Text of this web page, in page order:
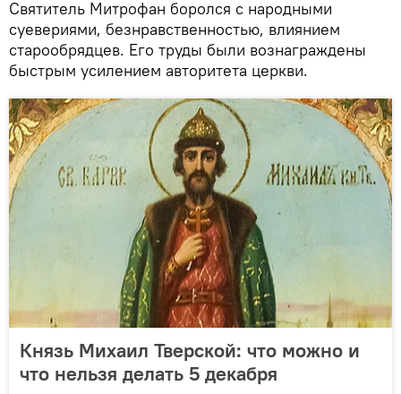
Святитель Митрофан боролся с народными
суевериями, безнравственностью, влиянием
старообрядцев. Его труды были вознаграждены
быстрым усилением авторитета церкви.
Князь Михаил Тверской: что можно и
что нельзя делать 5 декабря